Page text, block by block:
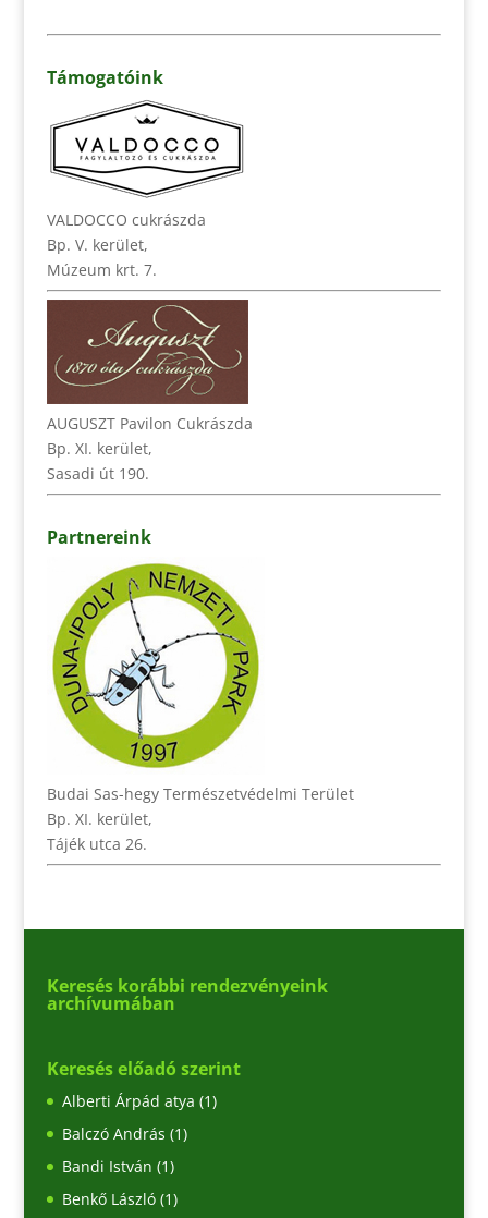
Támogatóink
VALDOCCO cukrászda
Bp. V. kerület,
Múzeum krt. 7.
AUGUSZT Pavilon Cukrászda
Bp. XI. kerület,
Sasadi út 190.
Partnereink
Budai Sas-hegy Természetvédelmi Terület
Bp. XI. kerület,
Tájék utca 26.
Keresés korábbi rendezvényeink
archívumában
Keresés előadó szerint
Alberti Árpád atya (1)
Balczó András (1)
Bandi István (1)
Benkő László(1)